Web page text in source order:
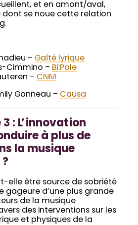
et en amont/aval,
dont se noue cette relation
– Gaîté lyrique
Cimmino – Bi:Pole
– CNM
Gonneau – Causa
: L’innovation
à plus de
la musique
elle être source de sobriété
gageure d’une plus grande
de la musique
des interventions sur les
et physiques de la